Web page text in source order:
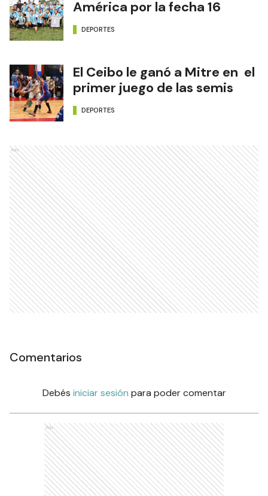
América por la fecha 16
DEPORTES
El Ceibo le ganó a Mitre en el
primer juego de las semis
DEPORTES
Ads
Comentarios
Debés iniciar sesión para poder comentar
Ads